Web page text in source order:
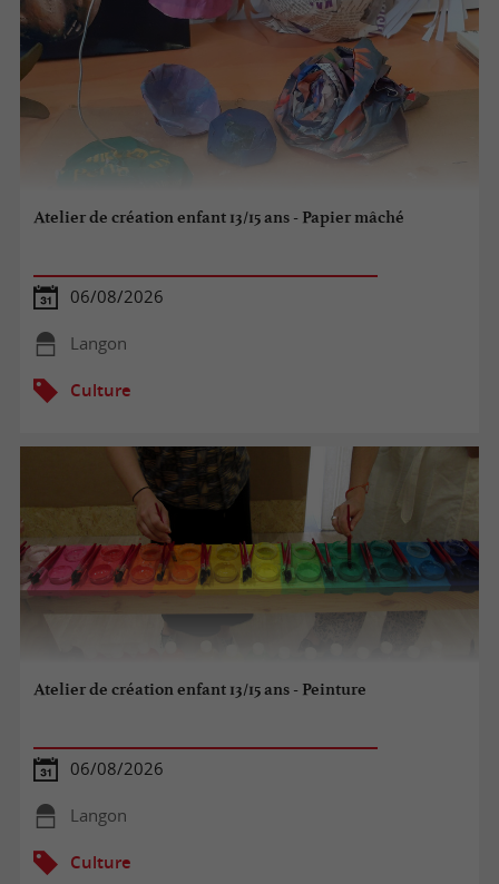
Atelier de création enfant 13/15 ans - Papier mâché
06/08/2026
Langon
Culture
Atelier de création enfant 13/15 ans - Peinture
06/08/2026
Langon
Culture